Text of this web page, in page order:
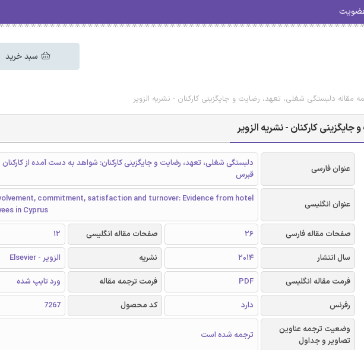
سبد خرید
مقاله دلبستگی شغلی، تعهد، رضایت و جایگزینی کارکنان - نشریه الزویر
کارکنان - نشریه الزویر
عنوان فارسی
دلبستگی شغلی، تعهد، رضایت و جایگزینی کارکنان: شواهد به دست آمده از
قبرس
عنوان انگلیسی
commitment, satisfaction and turnover: Evidence from hotel
in Cyprus
صفحات مقاله فارسی
26 صفحات مقاله انگلیسی
12
سال انتشار
2014 نشریه
الزویر - Elsevier
فرمت مقاله انگلیسی
PDF فرمت ترجمه مقاله
ورد تایپ شده
رفرنس
دارد کد محصول
7267
وضعیت ترجمه عناوین
تصاویر و جداول
ترجمه شده است